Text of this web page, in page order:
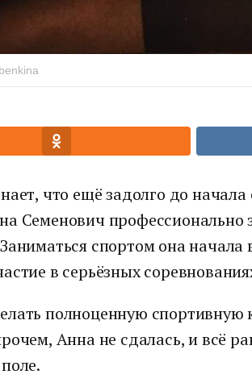
что ещё задолго до
Семенович
спортом она начала
в серьёзных
полноценную спортивную
Анна не сдалась, и всё